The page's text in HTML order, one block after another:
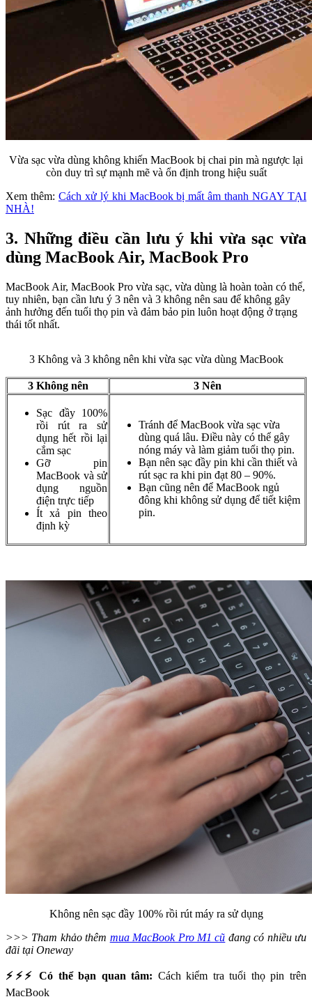
Vừa sạc vừa dùng không khiến MacBook bị chai pin mà ngược lại
còn duy trì sự mạnh mẽ và ổn định trong hiệu suất
Xem thêm: Cách xử lý khi MacBook bị mất âm thanh NGAY TẠI
NHÀ!
3. Những điều cần lưu ý khi vừa sạc vừa
dùng MacBook Air, MacBook Pro
MacBook Air, MacBook Pro vừa sạc, vừa dùng là hoàn toàn có thể,
tuy nhiên, bạn cần lưu ý 3 nên và 3 không nên sau để không gây
ảnh hưởng đến tuổi thọ pin và đảm bảo pin luôn hoạt động ở trạng
thái tốt nhất.
3 Không và 3 không nên khi vừa sạc vừa dùng MacBook
3 Không nên 3 Nên
Sạc đầy 100%
rồi rút ra sử
dụng hết rồi lại
cắm sạc
Gỡ pin
MacBook và sử
dụng nguồn
điện trực tiếp
Ít xả pin theo
định kỳ
Tránh để MacBook vừa sạc vừa
dùng quá lâu. Điều này có thể gây
nóng máy và làm giảm tuổi thọ pin.
Bạn nên sạc đầy pin khi cần thiết và
rút sạc ra khi pin đạt 80 – 90%.
Bạn cũng nên để MacBook ngủ
đông khi không sử dụng để tiết kiệm
pin.
Không nên sạc đầy 100% rồi rút máy ra sử dụng
>>> Tham khảo thêm mua MacBook Pro M1 cũ đang có nhiều ưu
đãi tại Oneway
⚡⚡⚡ Có thể bạn quan tâm: Cách kiểm tra tuổi thọ pin trên
MacBook